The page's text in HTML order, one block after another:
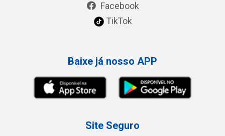
Facebook
TikTok
Baixe já nosso APP
Site Seguro